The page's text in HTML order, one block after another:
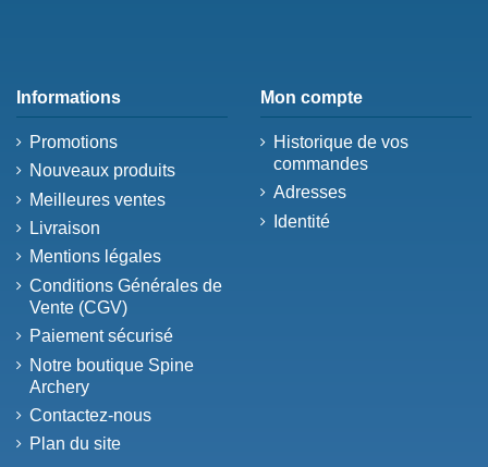
Informations
Promotions
Nouveaux produits
Meilleures ventes
Livraison
Mentions légales
Conditions Générales de
Vente (CGV)
Paiement sécurisé
Notre boutique Spine
Archery
Contactez-nous
Plan du site
Mon compte
Historique de vos
commandes
Adresses
Identité